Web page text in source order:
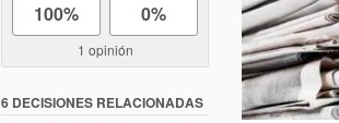
100% 0%
1 opinión
6 DECISIONES RELACIONADAS